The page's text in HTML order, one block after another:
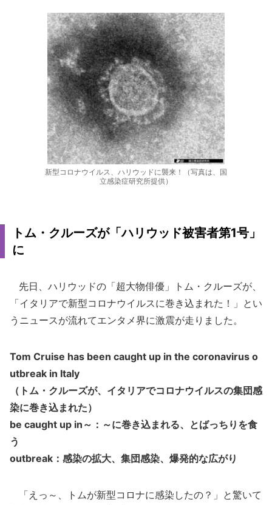
新型コロナウイルス、ハリウッドに襲来！（写真は、国
立感染症研究所提供）
トム・クルーズが「ハリウッド被害者第1号」
に
先日、ハリウッドの「超大物俳優」トム・クルーズが、
「イタリアで新型コロナウイルスに巻き込まれた！」とい
うニュースが流れてエンタメ界に激震が走りました。
Tom Cruise has been caught up in the coronavirus o
utbreak in Italy
（トム・クルーズが、イタリアでコロナウイルスの集団感
染に巻き込まれた）
be caught up in～：～に巻き込まれる、とばっちりを食
う
outbreak：感染の拡大、集団感染、爆発的な広がり
「えっ～、トムが新型コロナに感染したの？」と驚いて